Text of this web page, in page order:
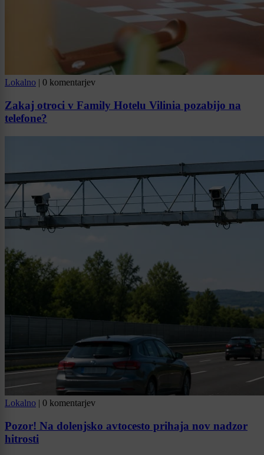
Lokalno | 0 komentarjev
Zakaj otroci v Family Hotelu Vilinia pozabijo na
telefone?
Lokalno | 0 komentarjev
Pozor! Na dolenjsko avtocesto prihaja nov nadzor
hitrosti